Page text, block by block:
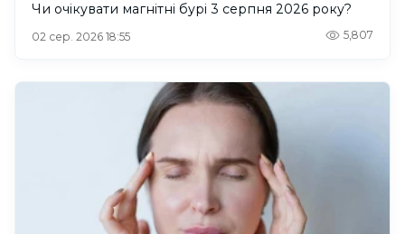
Чи очікувати магнітні бурі 3 серпня 2026 року?
02 сер. 2026 18:55 5,807